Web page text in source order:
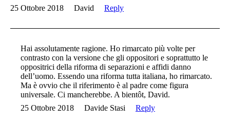
25 Ottobre 2018
David Reply
Hai assolutamente ragione. Ho rimarcato più volte per
contrasto con la versione che gli oppositori e soprattutto le
oppositrici della riforma di separazioni e affidi danno
dell’uomo. Essendo una riforma tutta italiana, ho rimarcato.
Ma è ovvio che il riferimento è al padre come figura
universale. Ci mancherebbe. A bientôt, David.
25 Ottobre 2018
Davide Stasi Reply